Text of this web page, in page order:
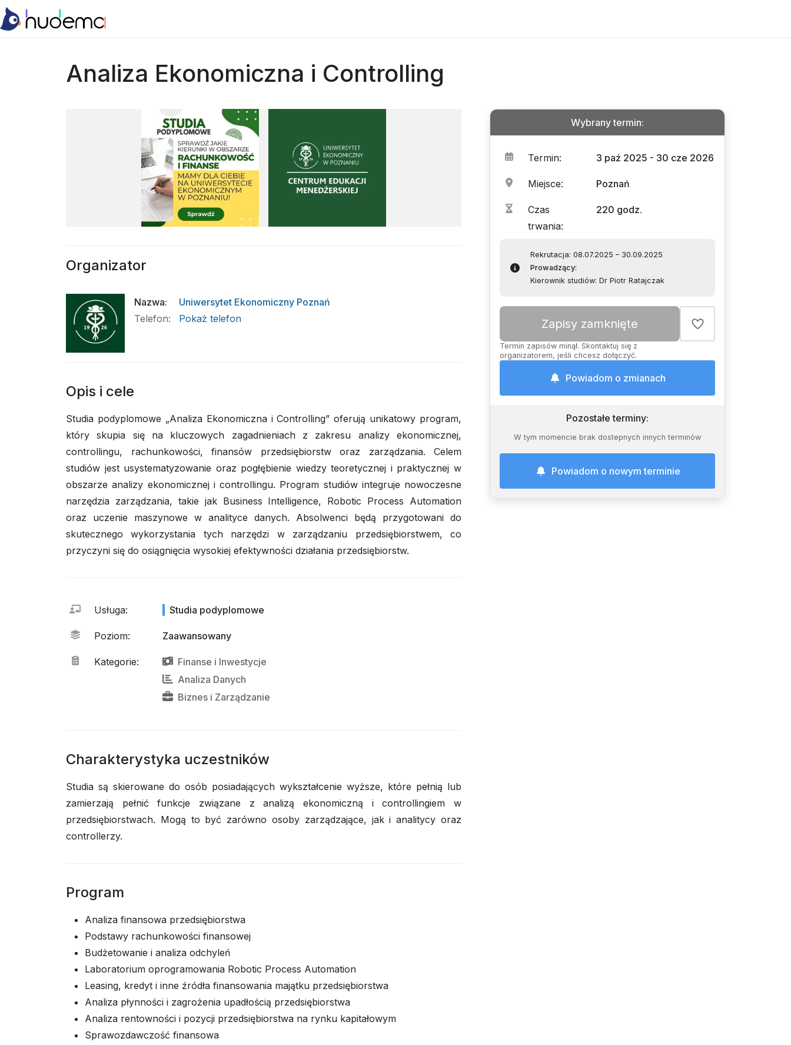
Analiza Ekonomiczna i Controlling
Wybrany termin:
Termin: 3 paź 2025 - 30 cze 2026
Miejsce: Poznań
Czas
trwania:
220 godz.
Rekrutacja: 08.07.2025 – 30.09.2025
Prowadzący:
Kierownik studiów: Dr Piotr Ratajczak
Zapisy zamknięte
Termin zapisów minął. Skontaktuj się z
organizatorem, jeśli chcesz dołączyć.
Powiadom o zmianach
Pozostałe terminy:
W tym momencie brak dostepnych innych terminów
Powiadom o nowym terminie
Organizator
Nazwa:
Uniwersytet Ekonomiczny Poznań
Telefon: Pokaż telefon
Opis i cele
Studia podyplomowe „Analiza Ekonomiczna i Controlling” oferują unikatowy program,
który skupia się na kluczowych zagadnieniach z zakresu analizy ekonomicznej,
controllingu, rachunkowości, finansów przedsiębiorstw oraz zarządzania. Celem
studiów jest usystematyzowanie oraz pogłębienie wiedzy teoretycznej i praktycznej w
obszarze analizy ekonomicznej i controllingu. Program studiów integruje nowoczesne
narzędzia zarządzania, takie jak Business Intelligence, Robotic Process Automation
oraz uczenie maszynowe w analityce danych. Absolwenci będą przygotowani do
skutecznego wykorzystania tych narzędzi w zarządzaniu przedsiębiorstwem, co
przyczyni się do osiągnięcia wysokiej efektywności działania przedsiębiorstw.
Usługa: Studia podyplomowe
Poziom: Zaawansowany
Kategorie: Finanse i Inwestycje
Analiza Danych
Biznes i Zarządzanie
Charakterystyka uczestników
Studia są skierowane do osób posiadających wykształcenie wyższe, które pełnią lub
zamierzają pełnić funkcje związane z analizą ekonomiczną i controllingiem w
przedsiębiorstwach. Mogą to być zarówno osoby zarządzające, jak i analitycy oraz
controllerzy.
Program
Analiza finansowa przedsiębiorstwa
Podstawy rachunkowości finansowej
Budżetowanie i analiza odchyleń
Laboratorium oprogramowania Robotic Process Automation
Leasing, kredyt i inne źródła finansowania majątku przedsiębiorstwa
Analiza płynności i zagrożenia upadłością przedsiębiorstwa
Analiza rentowności i pozycji przedsiębiorstwa na rynku kapitałowym
Sprawozdawczość finansowa